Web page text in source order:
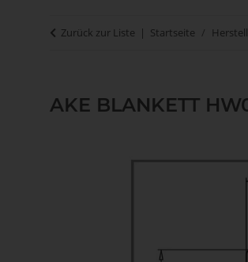
Zurück zur Liste Startseite
AKE BLANKETT